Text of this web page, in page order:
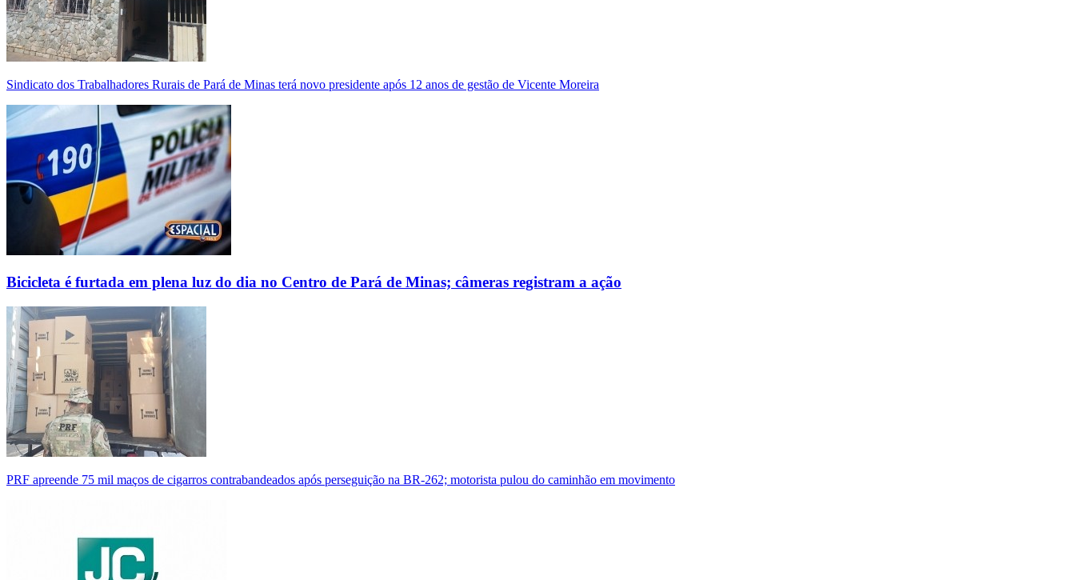
Sindicato dos Trabalhadores Rurais de Pará de Minas terá novo presidente após 12 anos de gestão de Vicente Moreira
Bicicleta é furtada em plena luz do dia no Centro de Pará de Minas; câmeras registram a ação
PRF apreende 75 mil maços de cigarros contrabandeados após perseguição na BR-262; motorista pulou do caminhão em movimento